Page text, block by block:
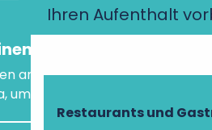
Ihren Aufenthalt
Restaurants und
Rat?
an unseren virtuellen
Ihnen zu helfen.